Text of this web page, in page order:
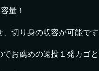
量！
切り身の収容が可能です
お薦めの遠投１発カゴと